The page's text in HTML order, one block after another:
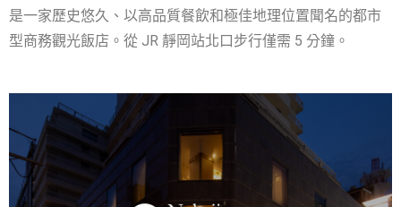
是一家歷史悠久、以高品質餐飲和極佳地理位置聞名的都市
型商務觀光飯店 。從 JR 靜岡站北口步行僅需 5 分鐘。